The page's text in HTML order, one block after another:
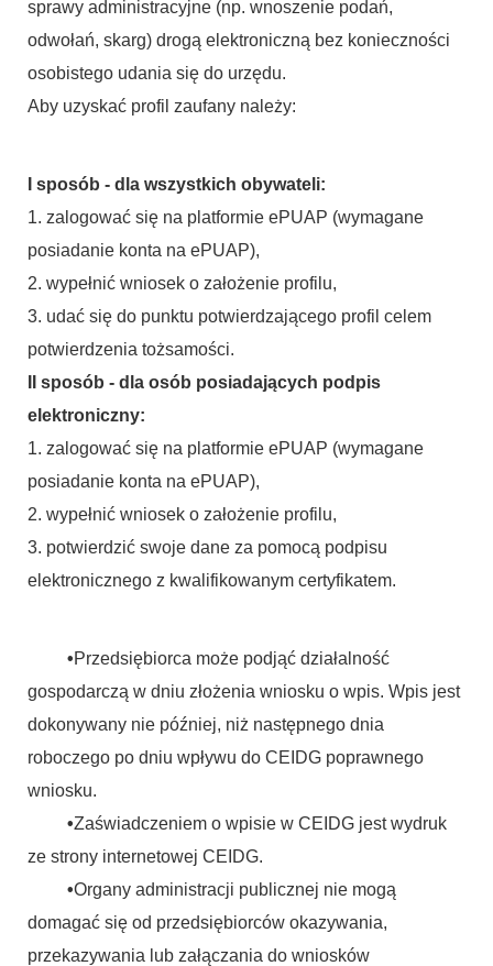
sprawy administracyjne (np. wnoszenie podań,
odwołań, skarg) drogą elektroniczną bez konieczności
osobistego udania się do urzędu.
Aby uzyskać profil zaufany należy:
I sposób - dla wszystkich obywateli:
1. zalogować się na platformie ePUAP (wymagane
posiadanie konta na ePUAP),
2. wypełnić wniosek o założenie profilu,
3. udać się do punktu potwierdzającego profil celem
potwierdzenia tożsamości.
II sposób - dla osób posiadających podpis
elektroniczny:
1. zalogować się na platformie ePUAP (wymagane
posiadanie konta na ePUAP),
2. wypełnić wniosek o założenie profilu,
3. potwierdzić swoje dane za pomocą podpisu
elektronicznego z kwalifikowanym certyfikatem.
•Przedsiębiorca może podjąć działalność
gospodarczą w dniu złożenia wniosku o wpis. Wpis jest
dokonywany nie później, niż następnego dnia
roboczego po dniu wpływu do CEIDG poprawnego
wniosku.
•Zaświadczeniem o wpisie w CEIDG jest wydruk
ze strony internetowej CEIDG.
•Organy administracji publicznej nie mogą
domagać się od przedsiębiorców okazywania,
przekazywania lub załączania do wniosków